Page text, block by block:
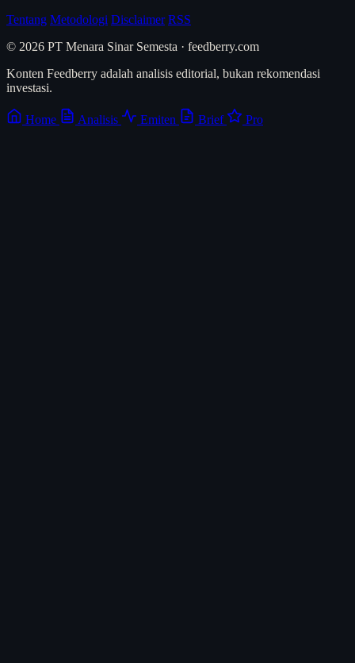
Tentang Metodologi Disclaimer RSS
© 2026 PT Menara Sinar Semesta · feedberry.com
Konten Feedberry adalah analisis editorial, bukan rekomendasi
investasi.
Home Analisis Emiten Brief Pro